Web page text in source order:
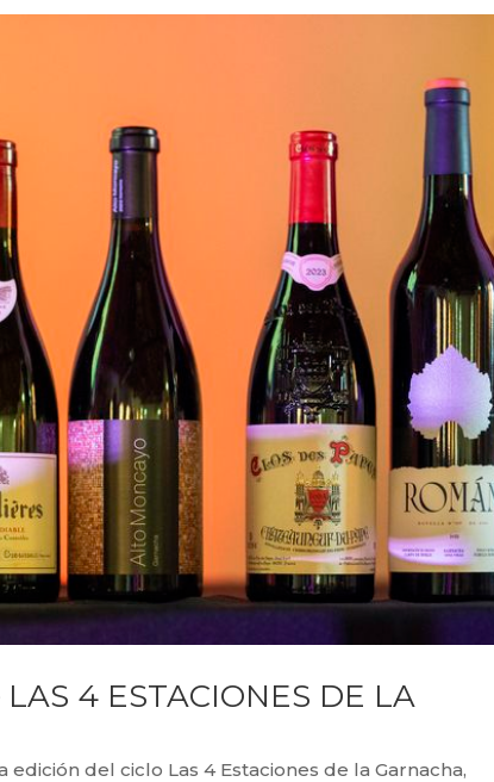
4 ESTACIONES DE LA
del ciclo Las 4 Estaciones de la Garnacha,